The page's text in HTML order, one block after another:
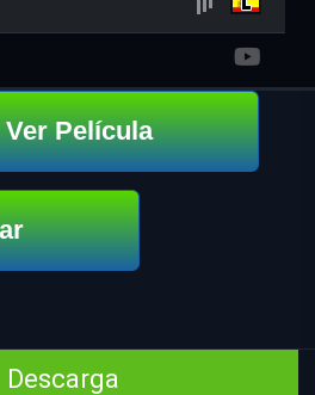
Ver Película
Descarga